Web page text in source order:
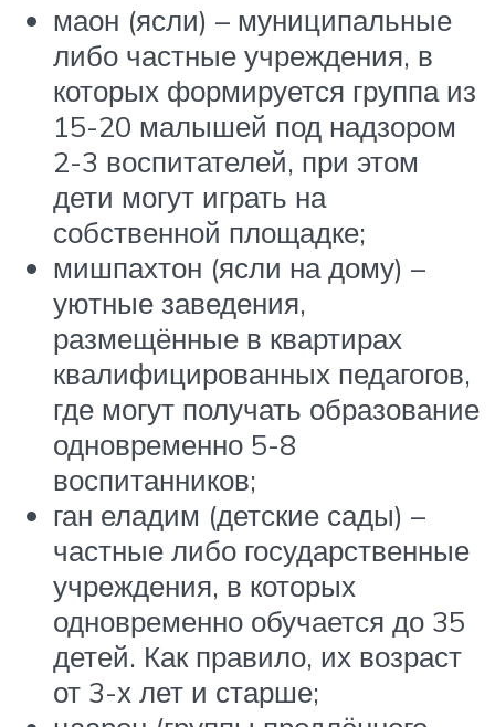
маон (ясли) – муниципальные
либо частные учреждения, в
которых формируется группа из
15-20 малышей под надзором
2-3 воспитателей, при этом
дети могут играть на
собственной площадке;
мишпахтон (ясли на дому) –
уютные заведения,
размещённые в квартирах
квалифицированных педагогов,
где могут получать образование
одновременно 5-8
воспитанников;
ган еладим (детские сады) –
частные либо государственные
учреждения, в которых
одновременно обучается до 35
детей. Как правило, их возраст
от 3-х лет и старше;